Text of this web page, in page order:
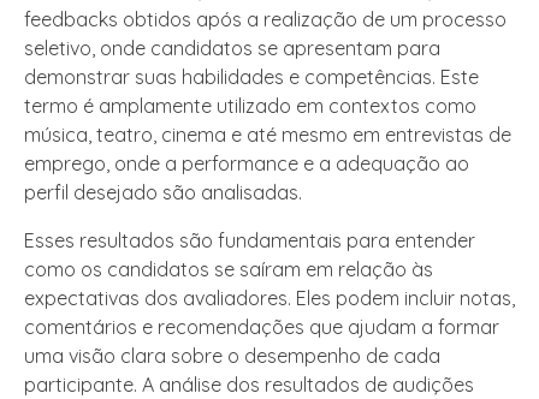
feedbacks obtidos após a realização de um processo
seletivo, onde candidatos se apresentam para
demonstrar suas habilidades e competências. Este
termo é amplamente utilizado em contextos como
música, teatro, cinema e até mesmo em entrevistas de
emprego, onde a performance e a adequação ao
perfil desejado são analisadas.
Esses resultados são fundamentais para entender
como os candidatos se saíram em relação às
expectativas dos avaliadores. Eles podem incluir notas,
comentários e recomendações que ajudam a formar
uma visão clara sobre o desempenho de cada
participante. A análise dos resultados de audições